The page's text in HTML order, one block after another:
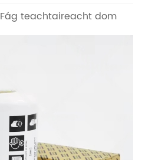
Fág teachtaireacht dom